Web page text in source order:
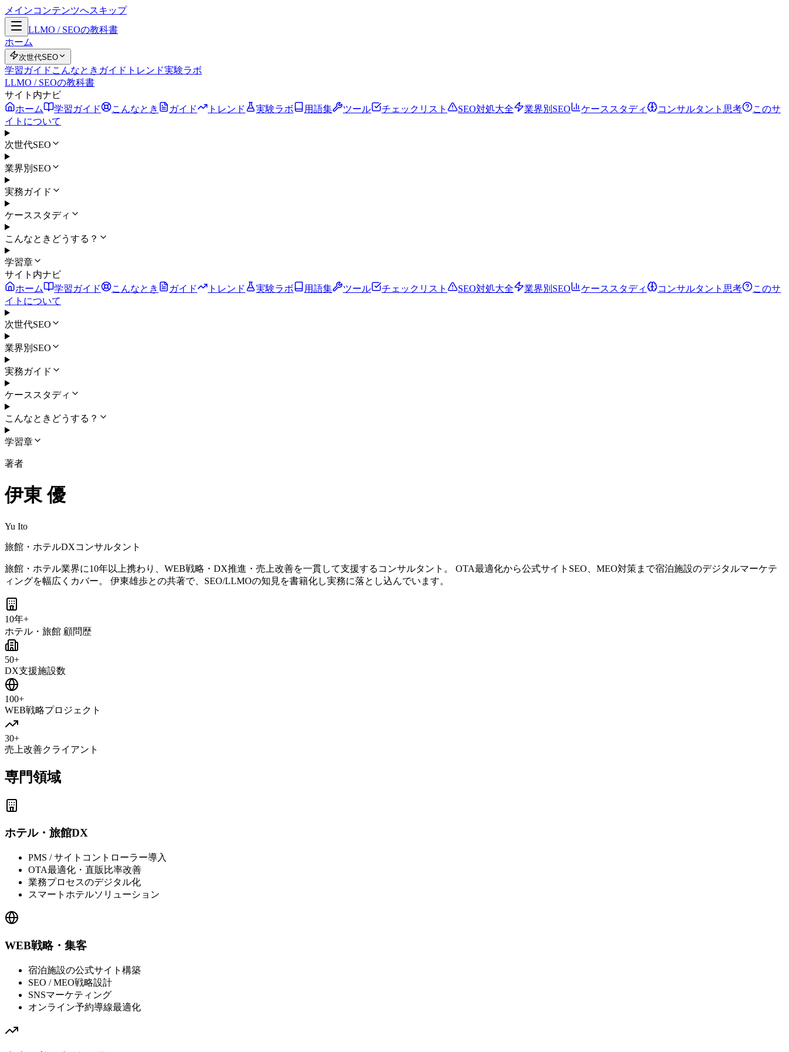
メインコンテンツへスキップ
LLMO / SEOの教科書
ホーム
次世代SEO
学習ガイド こんなとき ガイド トレンド実験ラボ
LLMO / SEOの教科書
サイト内ナビ
ホーム
学習ガイド こんなとき ガイド トレンド 実験ラボ 用語集 ツール チェックリスト SEO対処大全 業界別SEO ケーススタディ コンサルタント思考
このサ
イトについて
次世代SEO
業界別SEO
実務ガイド
ケーススタディ
こんなときどうする？
学習章
サイト内ナビ
ホーム
学習ガイド こんなとき ガイド トレンド 実験ラボ 用語集 ツール チェックリスト SEO対処大全 業界別SEO ケーススタディ コンサルタント思考
このサ
イトについて
次世代SEO
業界別SEO
実務ガイド
ケーススタディ
こんなときどうする？
学習章
著者
伊東 優
Yu Ito
旅館・ホテルDXコンサルタント
旅館・ホテル業界に10年以上携わり、WEB戦略・DX推進・売上改善を一貫して支援するコンサルタント。 OTA最適化から公式サイトSEO、MEO対策まで宿泊施設のデジタルマーケテ
ィングを幅広くカバー。 伊東雄歩との共著で、SEO/LLMOの知見を書籍化し実務に落とし込んでいます。
10年+
ホテル・旅館 顧問歴
50+
DX支援施設数
100+
WEB戦略プロジェクト
30+
売上改善クライアント
専門領域
ホテル・旅館DX
PMS / サイトコントローラー導入
OTA最適化・直販比率改善
業務プロセスのデジタル化
スマートホテルソリューション
WEB戦略・集客
宿泊施設の公式サイト構築
SEO / MEO戦略設計
SNSマーケティング
オンライン予約導線最適化